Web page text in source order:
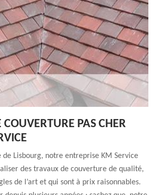
PAS CHER
de Lisbourg, notre entreprise KM Service
des travaux de couverture de qualité,
de l’art et qui sont à prix raisonnables.